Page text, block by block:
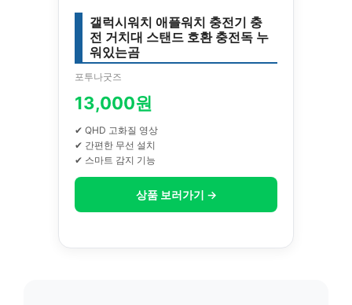
갤럭시워치 애플워치 충전기 충
전 거치대 스탠드 호환 충전독 누
워있는곰
포투나굿즈
13,000원
✔ QHD 고화질 영상
✔ 간편한 무선 설치
✔ 스마트 감지 기능
상품 보러가기 →